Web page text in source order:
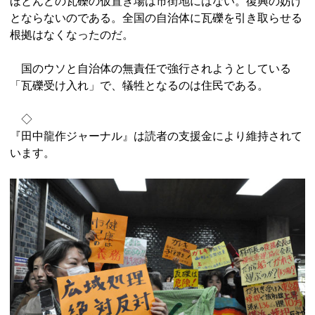
とならないのである。全国の自治体に瓦礫を引き取らせる
根拠はなくなったのだ。
国のウソと自治体の無責任で強行されようとしている
「瓦礫受け入れ」で、犠牲となるのは住民である。
◇
『田中龍作ジャーナル』は読者の支援金により維持されて
います。